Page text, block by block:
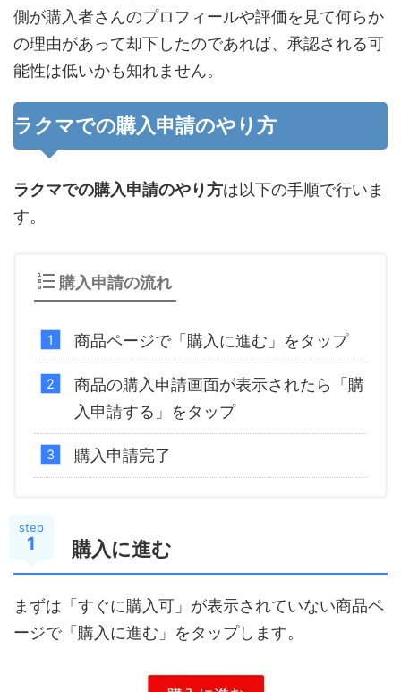
側が購入者さんのプロフィールや評価を見て何らか
の理由があって却下したのであれば、承認される可
能性は低いかも知れません。
ラクマでの購入申請のやり方
ラクマでの購入申請のやり方は以下の手順で行いま
す。
購入申請の流れ
商品ページで「購入に進む」をタップ
商品の購入申請画面が表示されたら「購
入申請する」をタップ
購入申請完了
step
1 購入に進む
まずは「すぐに購入可」が表示されていない商品ペ
ージで「購入に進む」をタップします。